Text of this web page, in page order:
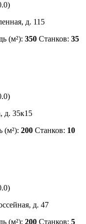
д. 115
(м²): 350 Станков: 35
д. 35к15
(м²): 200 Станков: 10
д. 47
(м²): 200 Станков: 5